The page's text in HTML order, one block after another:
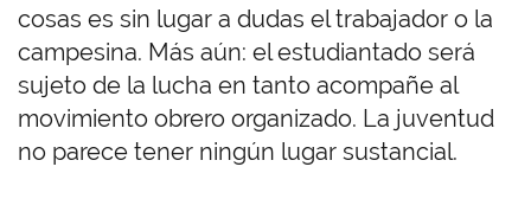
cosas es sin lugar a dudas el trabajador o la
campesina. Más aún: el estudiantado será
sujeto de la lucha en tanto acompañe al
movimiento obrero organizado. La juventud
no parece tener ningún lugar sustancial.